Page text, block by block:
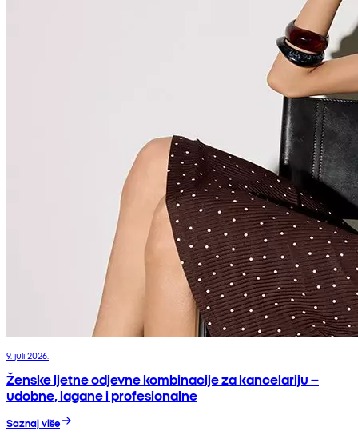
9. juli 2026.
Ženske ljetne odjevne kombinacije za kancelariju –
udobne, lagane i profesionalne
Saznaj više